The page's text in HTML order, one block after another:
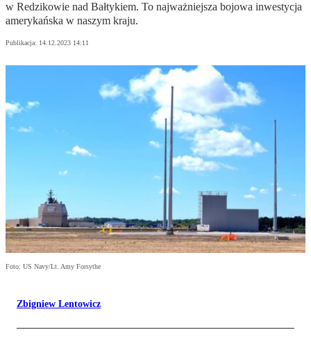
w Redzikowie nad Bałtykiem. To najważniejsza bojowa inwestycja
amerykańska w naszym kraju.
Publikacja: 14.12.2023 14:11
Foto: US Navy/Lt. Amy Forsythe
Zbigniew Lentowicz